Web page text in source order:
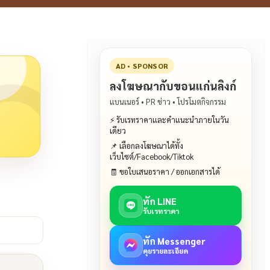
AD • SPONSOR
ลงโฆษณากับขอนแก่นลิงก์
แบนเนอร์ • PR ข่าว • โปรโมตกิจกรรม
⚡ รับเรทราคาและคำแนะนำภายในวัน
เดียว
📌 เลือกลงโฆษณาได้ทั้ง
เว็บไซต์/Facebook/Tiktok
🧾 ขอใบเสนอราคา / ออกเอกสารได้
ทัก LINE
รับเรทราคา
ทัก Messenger
คุยรายละเอียด